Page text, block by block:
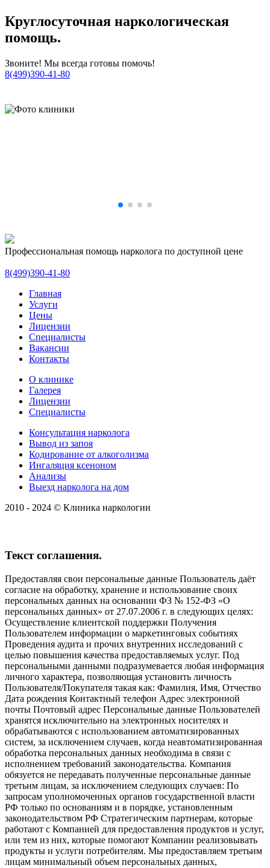
Круглосуточная наркологическая
помощь.
Звоните! Мы всегда готовы помочь!
8(499)390-41-80
Профессиональная помощь нарколога по доступной цене
8(499)390-41-80
Главная
Услуги
Цены
Лицензии
Специалисты
Вакансии
Контакты
О клинике
Галерея
Лицензии
Специалисты
Консультация нарколога
Вывод из запоя
Кодирование от алкоголизма
Ингаляция ксеноном
Анализы
Выезд нарколога на дом
2010 - 2024 © Клиника наркологии
Текст соглашения.
Предоставляя свои персональные данные Пользователь даёт
согласие на обработку, хранение и использование своих
персональных данных на основании ФЗ № 152-ФЗ «О
персональных данных» от 27.07.2006 г. в следующих целях:
Осуществление клиентской поддержки Получения
Пользователем информации о маркетинговых событиях
Проведения аудита и прочих внутренних исследований с
целью повышения качества предоставляемых услуг. Под
персональными данными подразумевается любая информация
личного характера, позволяющая установить личность
Пользователя/Покупателя такая как: Фамилия, Имя, Отчество
Дата рождения Контактный телефон Адрес электронной
почты Почтовый адрес Персональные данные Пользователей
хранятся исключительно на электронных носителях и
обрабатываются с использованием автоматизированных
систем, за исключением случаев, когда неавтоматизированная
обработка персональных данных необходима в связи с
исполнением требований законодательства. Компания
обязуется не передавать полученные персональные данные
третьим лицам, за исключением следующих случаев: По
запросам уполномоченных органов государственной власти
РФ только по основаниям и в порядке, установленным
законодательством РФ Стратегическим партнерам, которые
работают с Компанией для предоставления продуктов и услуг,
или тем из них, которые помогают Компании реализовывать
продукты и услуги потребителям. Мы предоставляем третьим
лицам минимальный объем персональных данных,